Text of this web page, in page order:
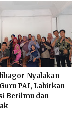
Nyalakan
PAI, Lahirkan
Berilmu dan